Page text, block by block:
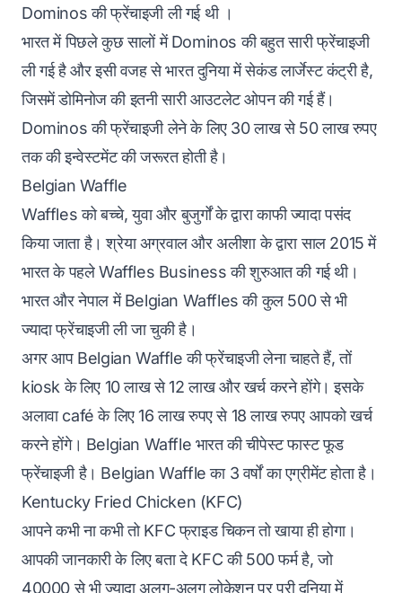
Dominos की फ्रेंचाइजी ली गई थी ।
भारत में पिछले कुछ सालों में Dominos की बहुत सारी फ्रेंचाइजी
ली गई है और इसी वजह से भारत दुनिया में सेकंड लार्जेस्ट कंट्री है,
जिसमें डोमिनोज की इतनी सारी आउटलेट ओपन की गई हैं।
Dominos की फ्रेंचाइजी लेने के लिए 30 लाख से 50 लाख रुपए
तक की इन्वेस्टमेंट की जरूरत होती है।
Belgian Waffle
Waffles को बच्चे, युवा और बुजुर्गों के द्वारा काफी ज्यादा पसंद
किया जाता है। श्रेया अग्रवाल और अलीशा के द्वारा साल 2015 में
भारत के पहले Waffles Business की शुरुआत की गई थी।
भारत और नेपाल में Belgian Waffles की कुल 500 से भी
ज्यादा फ्रेंचाइजी ली जा चुकी है।
अगर आप Belgian Waffle की फ्रेंचाइजी लेना चाहते हैं, तों
kiosk के लिए 10 लाख से 12 लाख और खर्च करने होंगे। इसके
अलावा café के लिए 16 लाख रुपए से 18 लाख रुपए आपको खर्च
करने होंगे। Belgian Waffle भारत की चीपेस्ट फास्ट फूड
फ्रेंचाइजी है। Belgian Waffle का 3 वर्षों का एग्रीमेंट होता है।‌
Kentucky Fried Chicken (KFC)
आपने कभी ना कभी तो KFC फ्राइड चिकन तो खाया ही होगा।
आपकी जानकारी के लिए बता दे KFC की 500 फर्म है, जो
40000 से भी ज्यादा अलग-अलग लोकेशन पर पूरी दुनिया में